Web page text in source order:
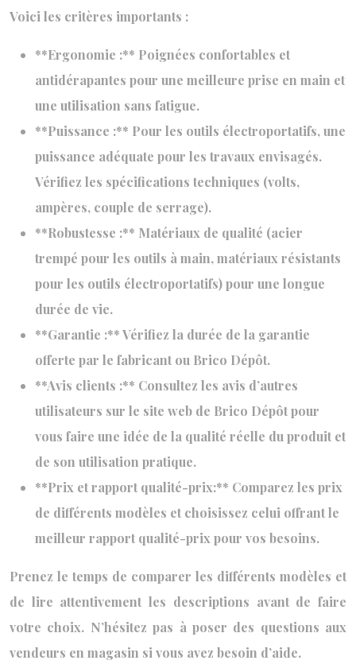
Voici les critères importants :
**Ergonomie :** Poignées confortables et
antidérapantes pour une meilleure prise en main et
une utilisation sans fatigue.
**Puissance :** Pour les outils électroportatifs, une
puissance adéquate pour les travaux envisagés.
Vérifiez les spécifications techniques (volts,
ampères, couple de serrage).
**Robustesse :** Matériaux de qualité (acier
trempé pour les outils à main, matériaux résistants
pour les outils électroportatifs) pour une longue
durée de vie.
**Garantie :** Vérifiez la durée de la garantie
offerte par le fabricant ou Brico Dépôt.
**Avis clients :** Consultez les avis d’autres
utilisateurs sur le site web de Brico Dépôt pour
vous faire une idée de la qualité réelle du produit et
de son utilisation pratique.
**Prix et rapport qualité-prix:** Comparez les prix
de différents modèles et choisissez celui offrant le
meilleur rapport qualité-prix pour vos besoins.
Prenez le temps de comparer les différents modèles et
de lire attentivement les descriptions avant de faire
votre choix. N’hésitez pas à poser des questions aux
vendeurs en magasin si vous avez besoin d’aide.